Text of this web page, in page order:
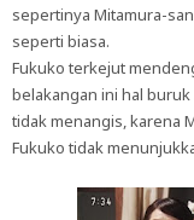
sepertinya Mitamura-
seperti biasa.
Fukuko terkejut
belakangan ini hal
tidak menangis, karena
Fukuko tidak